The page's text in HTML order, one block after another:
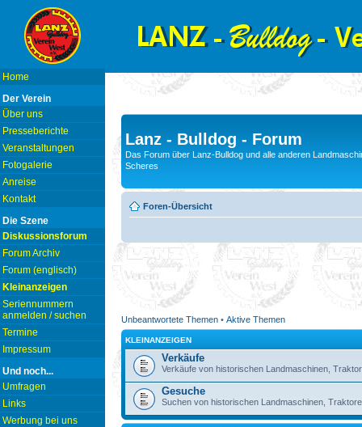
Home
Der Verein
Über uns
Presseberichte
Veranstaltungen
Fotogalerie
Anreise
Kontakt
Die Szene
Diskussionsforum
Forum Archiv
Forum (englisch)
Kleinanzeigen
Seriennummern
anmelden / suchen
Termine
Impressum
Und noch...
Umfragen
Links
Werbung bei uns
Lanz - Bulldog - Forum
Das Forum über Lanz-Bulldog und alle anderen
Scheres
Foren-Übersicht
Unbeantwortete Themen • Aktive Themen
KLEINANZEIGEN
Verkäufe
Verkäufe von historischen Landmaschinen,
Gesuche
Suchen von historischen Landmaschinen,